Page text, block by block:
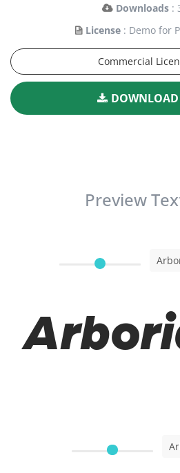
Downloads :
License : Demo for
Commercial
Preview